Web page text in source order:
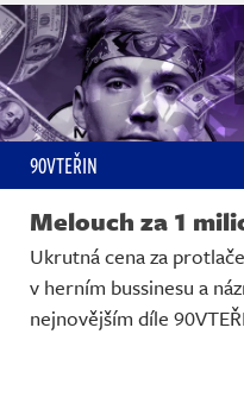
Recenze
Videa
Soutěže
Databáze
Komunita
Redakce
90VTEŘIN
Melouch za 1
Ukrutná cena za
v herním bussinesu a
nejnovějším díle